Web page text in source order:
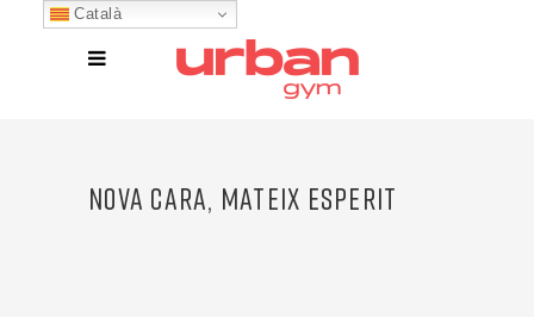
NOVA CARA, MATEIX ESPERIT
Català